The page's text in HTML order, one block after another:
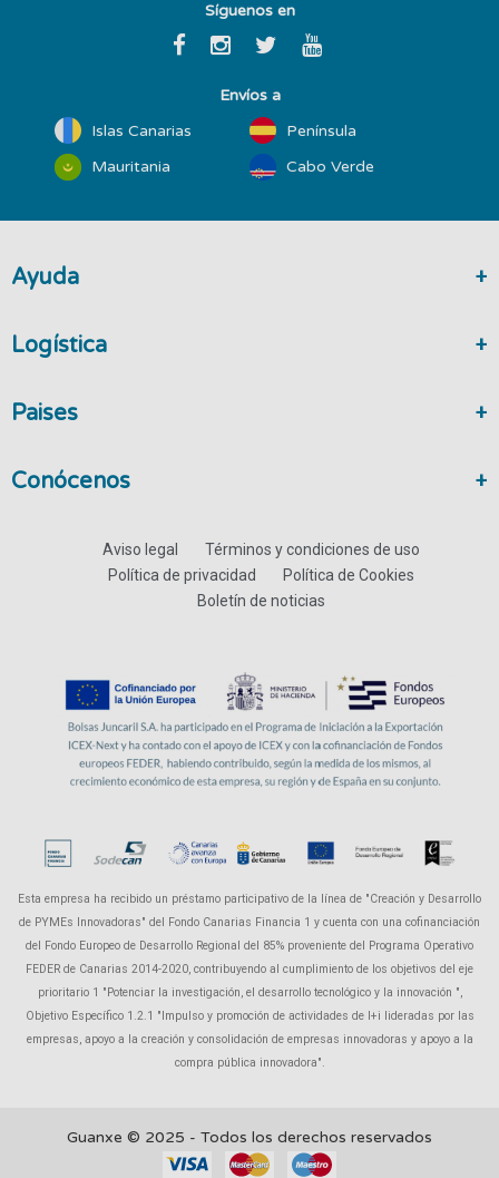
Síguenos en
Envíos a
Islas Canarias
Península
Mauritania
Cabo Verde
Ayuda
Logística
Paises
Conócenos
Aviso legal
Términos y condiciones de uso
Política de privacidad
Política de Cookies
Boletín de noticias
Esta empresa ha recibido un préstamo participativo de la línea de "Creación y Desarrollo
de PYMEs Innovadoras" del Fondo Canarias Financia 1 y cuenta con una cofinanciación
del Fondo Europeo de Desarrollo Regional del 85% proveniente del Programa Operativo
FEDER de Canarias 2014-2020, contribuyendo al cumplimiento de los objetivos del eje
prioritario 1 "Potenciar la investigación, el desarrollo tecnológico y la innovación ",
Objetivo Específico 1.2.1 "Impulso y promoción de actividades de I+i lideradas por las
empresas, apoyo a la creación y consolidación de empresas innovadoras y apoyo a la
compra pública innovadora".
Guanxe © 2025 - Todos los derechos reservados